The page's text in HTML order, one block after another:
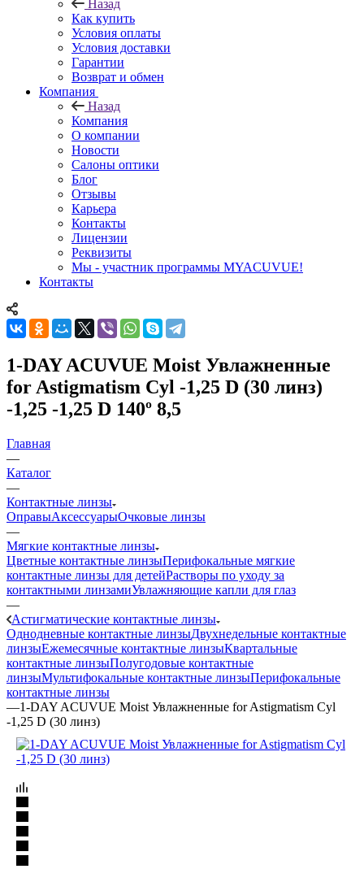
Назад
Как купить
Условия оплаты
Условия доставки
Гарантии
Возврат и обмен
Компания
Назад
Компания
О компании
Новости
Салоны оптики
Блог
Отзывы
Карьера
Контакты
Лицензии
Реквизиты
Мы - участник программы MYACUVUE!
Контакты
1-DAY ACUVUE Moist Увлажненные
for Astigmatism Cyl -1,25 D (30 линз)
-1,25 -1,25 D 140º 8,5
Главная
—
Каталог
—
Контактные линзы
ОправыАксессуарыОчковые линзы
—
Мягкие контактные линзы
Цветные контактные линзыПерифокальные мягкие
контактные линзы для детейРастворы по уходу за
контактными линзамиУвлажняющие капли для глаз
—
Астигматические контактные линзы
Однодневные контактные линзыДвухнедельные контактные
линзыЕжемесячные контактные линзыКвартальные
контактные линзыПолугодовые контактные
линзыМультифокальные контактные линзыПерифокальные
контактные линзы
—1-DAY ACUVUE Moist Увлажненные for Astigmatism Cyl
-1,25 D (30 линз)